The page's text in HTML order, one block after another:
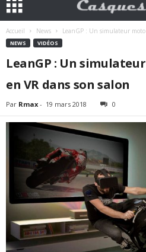
Accueil News LeanGP : Un simulateur
NEWS VIDÉOS
LeanGP : Un
en VR dans son salon
Par Rmax - 19 mars 2018 0